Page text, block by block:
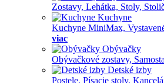
Zostavy, Lehátka, Stoly,
Kuchyne
Kuchyne MiniMax,
viac
Obývačky
Obývačkové zostavy,
Detské izby
Postele, Písacie stoly,